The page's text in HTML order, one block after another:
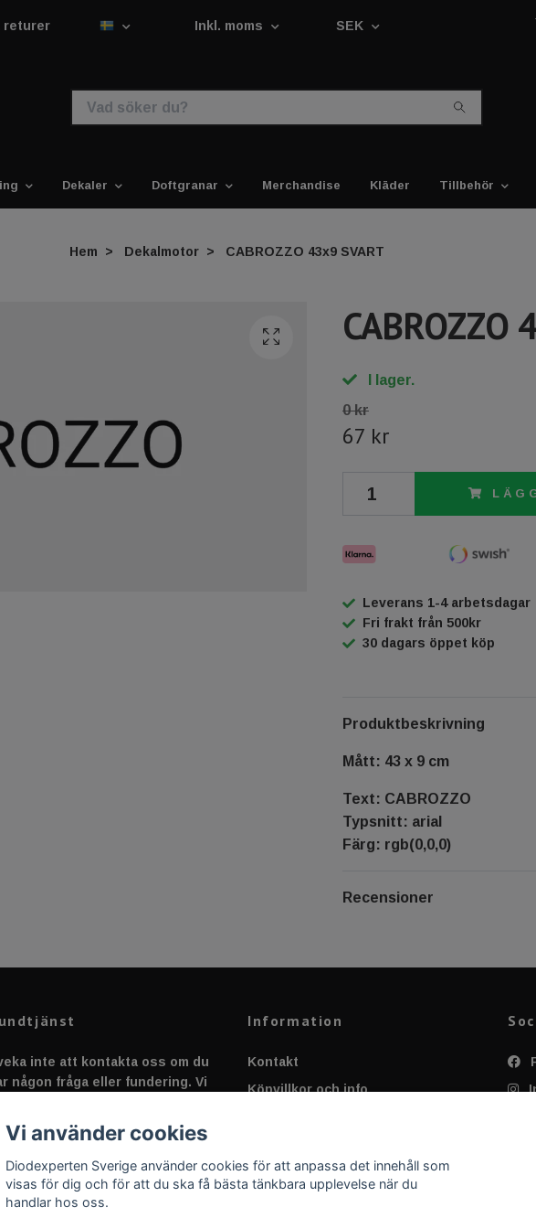
returer Inkl. moms SEK
Dekaler Doftgranar Merchandise Kläder Tillbehör
Hem Dekalmotor CABROZZO 43x9 SVART
CABROZZO
I lager.
0 kr
67 kr
Leverans 1-4 arbetsdagar
Fri frakt från 500kr
30 dagars öppet köp
Produktbeskrivning
Mått: 43 x 9 cm
Text: CABROZZO
Typsnitt: arial
Färg: rgb(0,0,0)
Recensioner
inte att kontakta oss om du
någon fråga eller fundering. Vi
Information
Kontakt
Köpvillkor och info
Applicering av Dekal
Vi använder cookies
Diodexperten Sverige använder cookies för att anpassa det innehåll som
visas för dig och för att du ska få bästa tänkbara upplevelse när du
handlar hos oss.